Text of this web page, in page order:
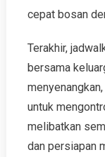
cepat bosan
Terakhir,
bersama
untuk
melibatkan
dan persiapan